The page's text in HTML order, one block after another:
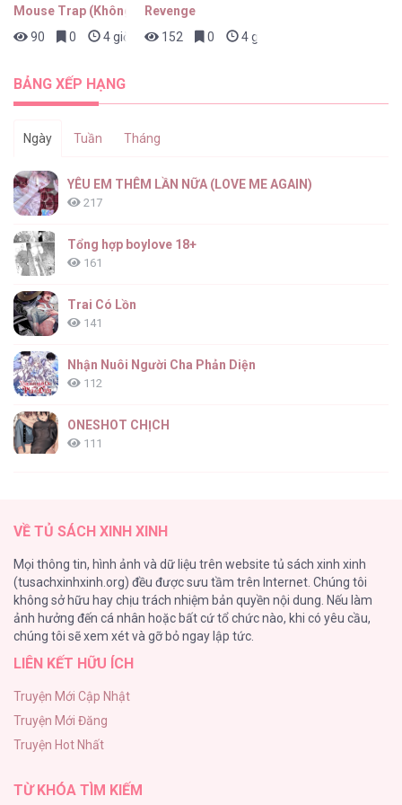
Mouse Trap (Không Che)
90
0 4 giờ trước
Revenge
152
0 4 giờ trước
BẢNG XẾP HẠNG
Ngày Tuần Tháng
YÊU EM THÊM LẦN NỮA (LOVE ME AGAIN)
217
Tổng hợp boylove 18+
161
Trai Có Lồn
141
Nhận Nuôi Người Cha Phản Diện
112
ONESHOT CHỊCH
111
98
TUYỂN TẬP: TRAI CÓ LỒN
92
Kiếp Này Ta Sẽ Trở Thành Gia Chủ
Vết Tích Của Ánh Dương
89
VỀ TỦ SÁCH XINH XINH
Mọi thông tin, hình ảnh và dữ liệu trên website tủ sách xinh xinh
(tusachxinhxinh.org) đều được sưu tầm trên Internet. Chúng tôi
không sở hữu hay chịu trách nhiệm bản quyền nội dung. Nếu làm
ảnh hưởng đến cá nhân hoặc bất cứ tổ chức nào, khi có yêu cầu,
chúng tôi sẽ xem xét và gỡ bỏ ngay lập tức.
LIÊN KẾT HỮU ÍCH
Truyện Mới Cập Nhật
Truyện Mới Đăng
Truyện Hot Nhất
TỪ KHÓA TÌM KIẾM